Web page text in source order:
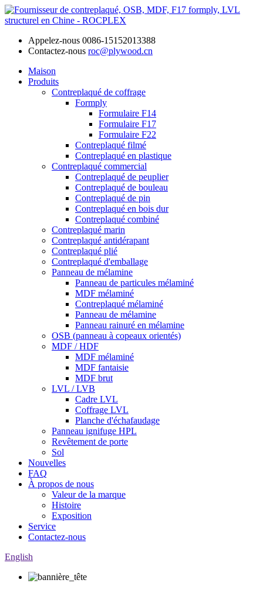
Appelez-nous 0086-15152013388
Contactez-nous roc@plywood.cn
Maison
Produits
Contreplaqué de coffrage
Formply
Formulaire F14
Formulaire F17
Formulaire F22
Contreplaqué filmé
Contreplaqué en plastique
Contreplaqué commercial
Contreplaqué de peuplier
Contreplaqué de bouleau
Contreplaqué de pin
Contreplaqué en bois dur
Contreplaqué combiné
Contreplaqué marin
Contreplaqué antidérapant
Contreplaqué plié
Contreplaqué d'emballage
Panneau de mélamine
Panneau de particules mélaminé
MDF mélaminé
Contreplaqué mélaminé
Panneau de mélamine
Panneau rainuré en mélamine
OSB (panneau à copeaux orientés)
MDF / HDF
MDF mélaminé
MDF fantaisie
MDF brut
LVL / LVB
Cadre LVL
Coffrage LVL
Planche d'échafaudage
Panneau ignifuge HPL
Revêtement de porte
Sol
Nouvelles
FAQ
À propos de nous
Valeur de la marque
Histoire
Exposition
Service
Contactez-nous
English